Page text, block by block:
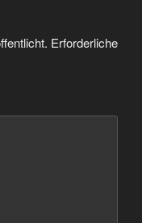
Erforderliche